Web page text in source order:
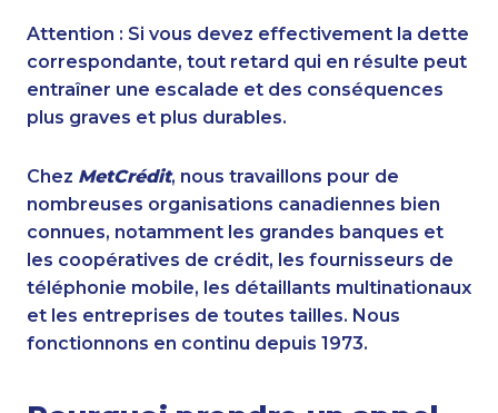
Attention : Si vous devez effectivement la dette
correspondante, tout retard qui en résulte peut
entraîner une escalade et des conséquences
plus graves et plus durables.
Chez MetCrédit, nous travaillons pour de
nombreuses organisations canadiennes bien
connues, notamment les grandes banques et
les coopératives de crédit, les fournisseurs de
téléphonie mobile, les détaillants multinationaux
et les entreprises de toutes tailles. Nous
fonctionnons en continu depuis 1973.